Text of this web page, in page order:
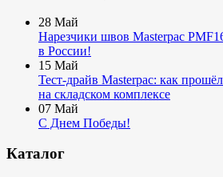
28 Май
Нарезчики швов Masterpac
в России!
15 Май
Тест-драйв Masterpac: как
на складском комплексе
07 Май
С Днем Победы!
Каталог